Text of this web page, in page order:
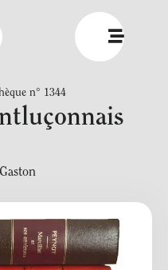
n° 1344